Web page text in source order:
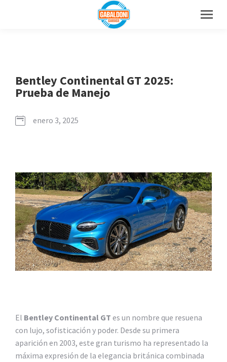
Bentley Continental GT 2025:
Prueba de Manejo
enero 3, 2025
El Bentley Continental GT es un nombre que resuena
con lujo, sofisticación y poder. Desde su primera
aparición en 2003, este gran turismo ha representado la
máxima expresión de la elegancia británica combinada